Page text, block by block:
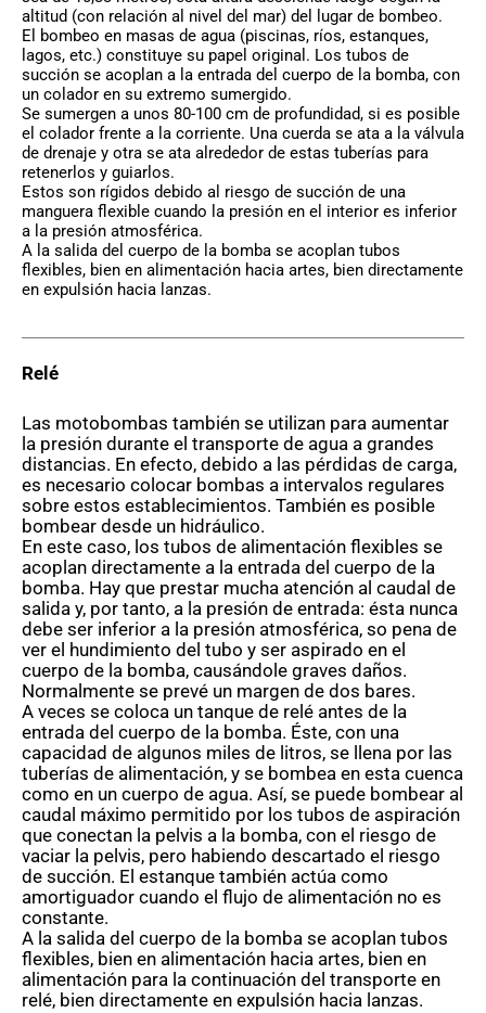
altitud (con relación al nivel del mar) del lugar de bombeo.
El bombeo en masas de agua (piscinas, ríos, estanques,
lagos, etc.) constituye su papel original. Los tubos de
succión se acoplan a la entrada del cuerpo de la bomba, con
un colador en su extremo sumergido.
Se sumergen a unos 80-100 cm de profundidad, si es posible
el colador frente a la corriente. Una cuerda se ata a la válvula
de drenaje y otra se ata alrededor de estas tuberías para
retenerlos y guiarlos.
Estos son rígidos debido al riesgo de succión de una
manguera flexible cuando la presión en el interior es inferior
a la presión atmosférica.
A la salida del cuerpo de la bomba se acoplan tubos
flexibles, bien en alimentación hacia artes, bien directamente
en expulsión hacia lanzas.
Relé
Las motobombas también se utilizan para aumentar
la presión durante el transporte de agua a grandes
distancias. En efecto, debido a las pérdidas de carga,
es necesario colocar bombas a intervalos regulares
sobre estos establecimientos. También es posible
bombear desde un hidráulico.
En este caso, los tubos de alimentación flexibles se
acoplan directamente a la entrada del cuerpo de la
bomba. Hay que prestar mucha atención al caudal de
salida y, por tanto, a la presión de entrada: ésta nunca
debe ser inferior a la presión atmosférica, so pena de
ver el hundimiento del tubo y ser aspirado en el
cuerpo de la bomba, causándole graves daños.
Normalmente se prevé un margen de dos bares.
A veces se coloca un tanque de relé antes de la
entrada del cuerpo de la bomba. Éste, con una
capacidad de algunos miles de litros, se llena por las
tuberías de alimentación, y se bombea en esta cuenca
como en un cuerpo de agua. Así, se puede bombear al
caudal máximo permitido por los tubos de aspiración
que conectan la pelvis a la bomba, con el riesgo de
vaciar la pelvis, pero habiendo descartado el riesgo
de succión. El estanque también actúa como
amortiguador cuando el flujo de alimentación no es
constante.
A la salida del cuerpo de la bomba se acoplan tubos
flexibles, bien en alimentación hacia artes, bien en
alimentación para la continuación del transporte en
relé, bien directamente en expulsión hacia lanzas.